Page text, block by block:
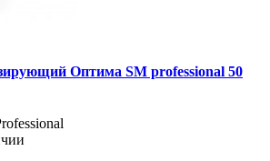
Оптима SM professional 50